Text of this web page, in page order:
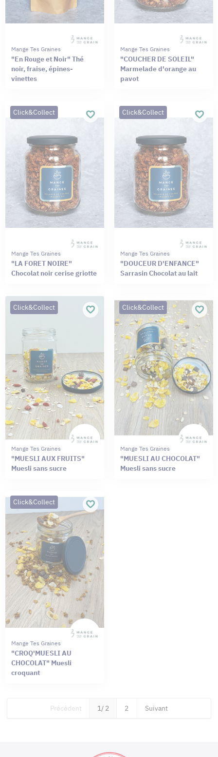
Mange Tes Graines
"En Rouge et Noir" Thé
noir, fraise, épines-
vinettes
Mange Tes Graines
"COUCHER DE SOLEIL"
Marmelade d'orange au
pavot
Click&Collect
Mange Tes Graines
"LA FORET NOIRE"
Chocolat noir cerise griotte
Click&Collect
Mange Tes Graines
"DOUCEUR D'ENFANCE"
Sarrasin Chocolat au lait
Click&Collect
Mange Tes Graines
"MUESLI AUX FRUITS"
Muesli sans sucre
Click&Collect
Mange Tes Graines
"MUESLI AU CHOCOLAT"
Muesli sans sucre
Click&Collect
Mange Tes Graines
"CROQ'MUESLI AU
CHOCOLAT" Muesli
croquant
Précédent 1/ 2 2 Suivant